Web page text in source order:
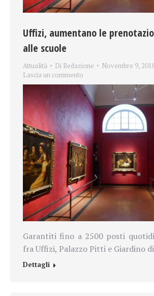
Uffizi, aumentano le
alle scuole
Attualità Di Redazione
Novembre 9,
Lascia un commento
Garantiti fino a 2500 posti
fra Uffizi, Palazzo Pitti e Giardino
Dettagli